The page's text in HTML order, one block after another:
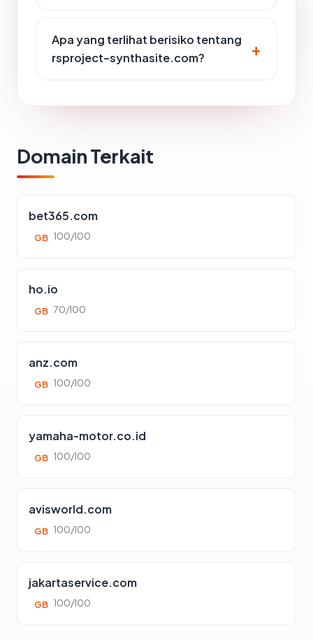
Apa yang terlihat berisiko tentang
rsproject-synthasite.com?
Domain Terkait
bet365.com
GB 100/100
ho.io
GB 70/100
anz.com
GB 100/100
yamaha-motor.co.id
GB 100/100
avisworld.com
GB 100/100
jakartaservice.com
GB 100/100